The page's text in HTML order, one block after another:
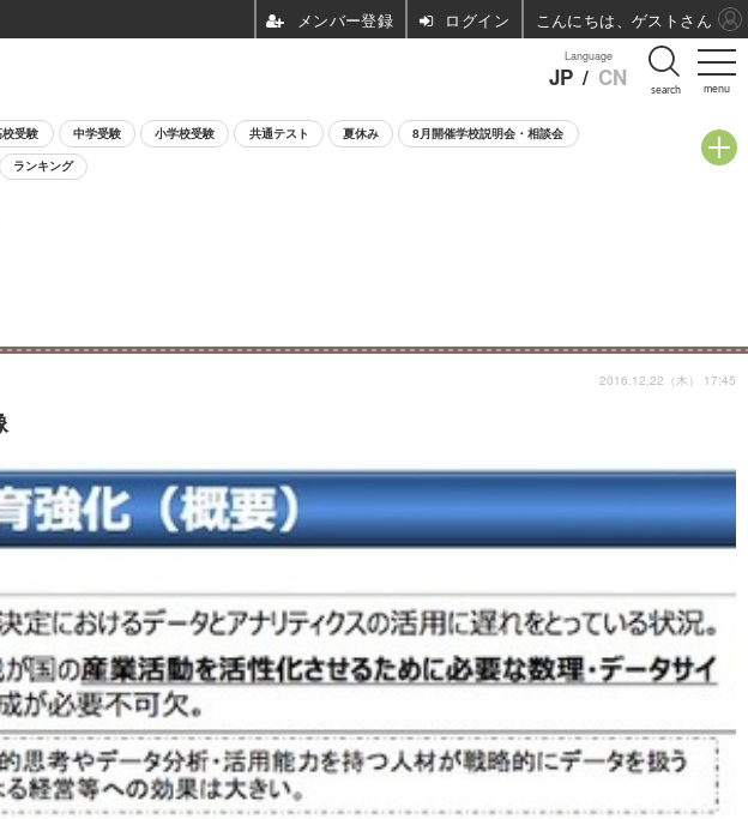
menu
Language
JP / CN search
校受験 中学受験 小学校受験 共通テスト 夏休み 8月開催学校説明会・相談会
ランキング
2016.12.22（木） 17:45
ログイン こんにちは、ゲストさん